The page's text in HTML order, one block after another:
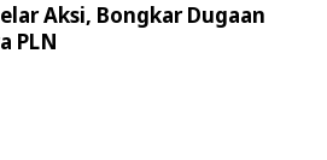
Aksi, Bongkar Dugaan
PLN